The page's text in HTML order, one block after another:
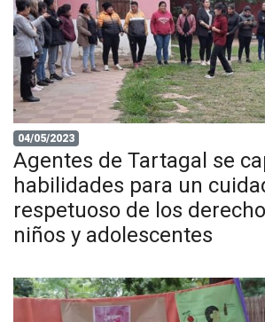
04/05/2023
Agentes de Tartagal se
habilidades para un
respetuoso de los
niños y adolescentes